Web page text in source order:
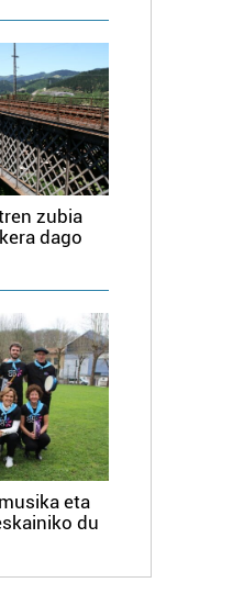
zubia
dago
eta
du